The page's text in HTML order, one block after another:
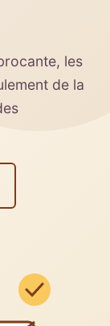
les
de la